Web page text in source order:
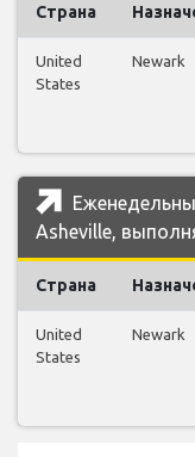
Страна
United
States
Newark
Asheville,
Страна
United
States
Newark